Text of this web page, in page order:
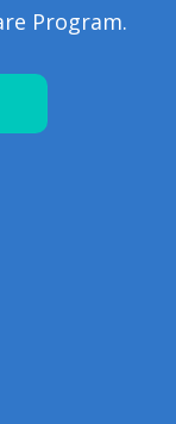
Program.